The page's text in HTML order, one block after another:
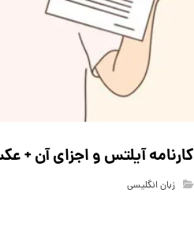
کارنامه آیلتس و اجزای آن +
زبان انگلیسی